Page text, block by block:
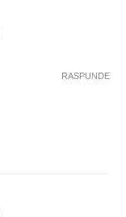
RASPUNDE